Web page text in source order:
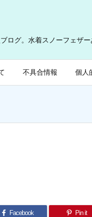
ログ。水着スノーフェザ
不具合情報 個人
Facebook Pin it